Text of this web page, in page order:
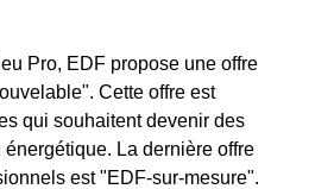
Pro, EDF propose une offre
Cette offre est
qui souhaitent devenir des
La dernière offre
est "EDF-sur-mesure".